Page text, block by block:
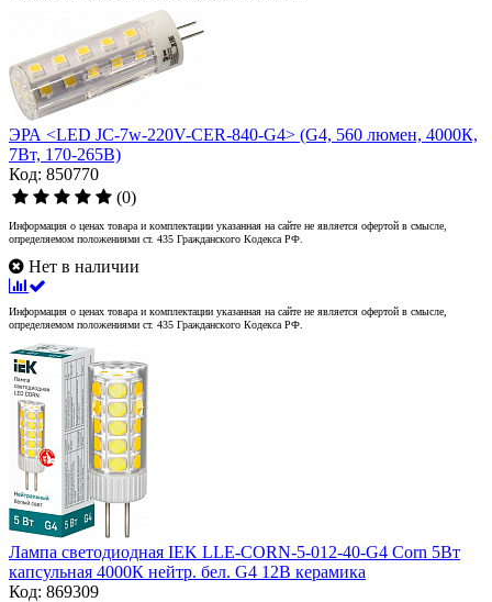
ЭРА <LED JC-7w-220V-CER-840-G4> (G4, 560 люмен, 4000К,
7Вт, 170-265В)
Код: 850770
(0)
Информация о ценах товара и комплектации указанная на сайте не является офертой в смысле,
определяемом положениями ст. 435 Гражданского Кодекса РФ.
Нет в наличии
Информация о ценах товара и комплектации указанная на сайте не является офертой в смысле,
определяемом положениями ст. 435 Гражданского Кодекса РФ.
Лампа светодиодная IEK LLE-CORN-5-012-40-G4 Corn 5Вт
капсульная 4000К нейтр. бел. G4 12В керамика
Код: 869309